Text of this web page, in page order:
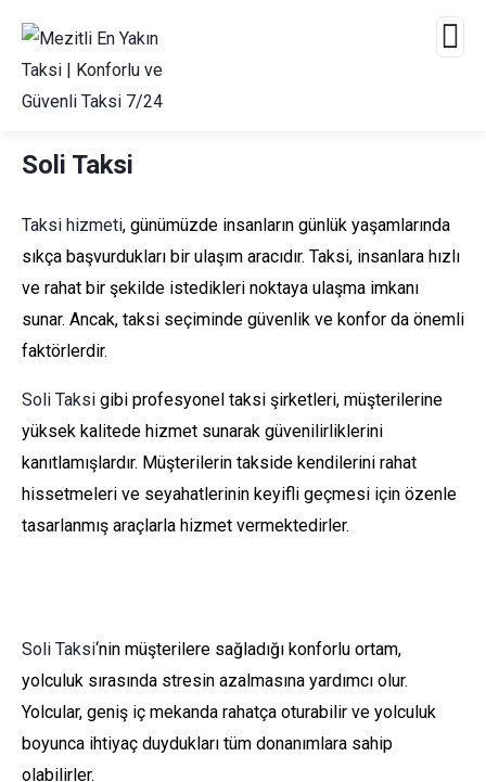
Soli Taksi
Taksi hizmeti, günümüzde insanların günlük yaşamlarında
sıkça başvurdukları bir ulaşım aracıdır. Taksi, insanlara hızlı
ve rahat bir şekilde istedikleri noktaya ulaşma imkanı
sunar. Ancak, taksi seçiminde güvenlik ve konfor da önemli
faktörlerdir.
Soli Taksi gibi profesyonel taksi şirketleri, müşterilerine
yüksek kalitede hizmet sunarak güvenilirliklerini
kanıtlamışlardır. Müşterilerin takside kendilerini rahat
hissetmeleri ve seyahatlerinin keyifli geçmesi için özenle
tasarlanmış araçlarla hizmet vermektedirler.
Soli Taksi‘nin müşterilere sağladığı konforlu ortam,
yolculuk sırasında stresin azalmasına yardımcı olur.
Yolcular, geniş iç mekanda rahatça oturabilir ve yolculuk
boyunca ihtiyaç duydukları tüm donanımlara sahip
olabilirler.